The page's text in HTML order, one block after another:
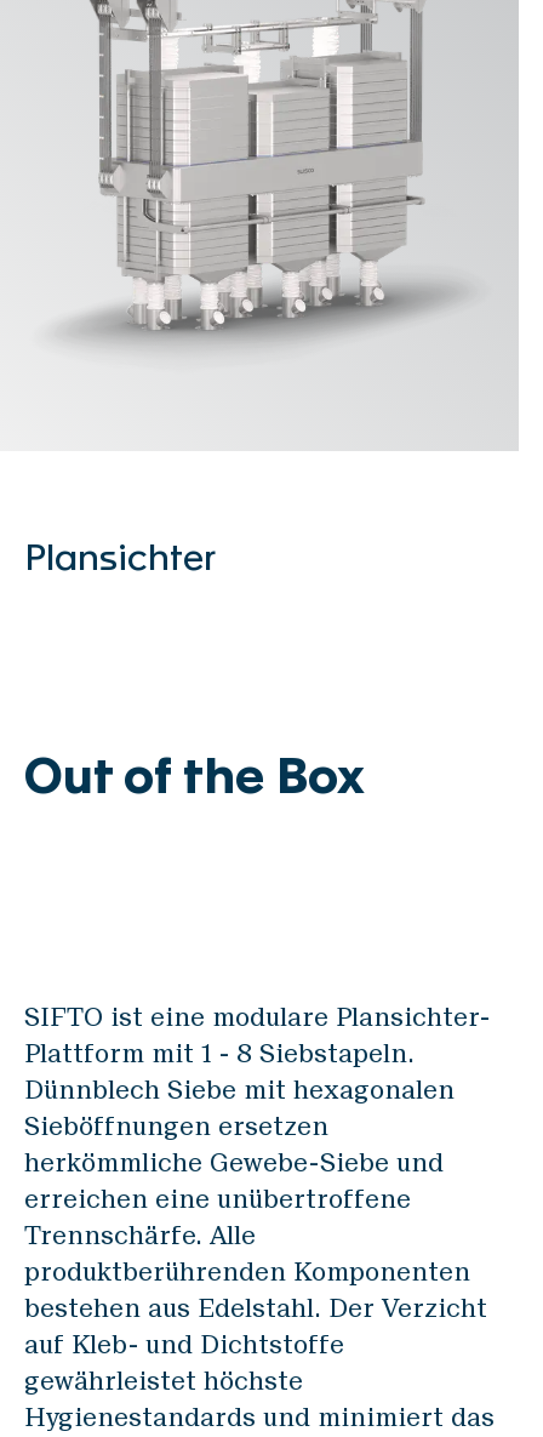
Plansichter
Out of the Box
SIFTO ist eine modulare Plansichter-
Plattform mit 1 - 8 Siebstapeln.
Dünnblech Siebe mit hexagonalen
Sieböffnungen ersetzen
herkömmliche Gewebe-Siebe und
erreichen eine unübertroffene
Trennschärfe. Alle
produktberührenden Komponenten
bestehen aus Edelstahl. Der Verzicht
auf Kleb- und Dichtstoffe
gewährleistet höchste
Hygienestandards und minimiert das
Standorte & Kontakt
News
Jobs
Whitepapers
Industrien
Mühlenindustrie
Brauerei
Mühlenbau
Produkte
FLOBA
CERVO
MACRO
BASCA
Prozess-Equipment
DAMPE
DOSWA
ROMIL
SIFTO
Komponenten